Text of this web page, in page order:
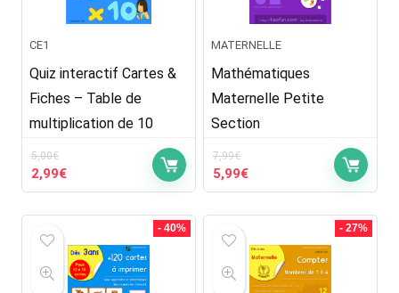
CE1
Quiz interactif Cartes &
Fiches – Table de
multiplication de 10
5,00€
Le
prix
5,00€.
2,99€Le
prix
2,99€.
MATERNELLE
Mathématiques
Maternelle Petite
Section
7,99€
Le
prix
7,99€.
5,99€Le
prix
5,99€.
- 40% - 27%